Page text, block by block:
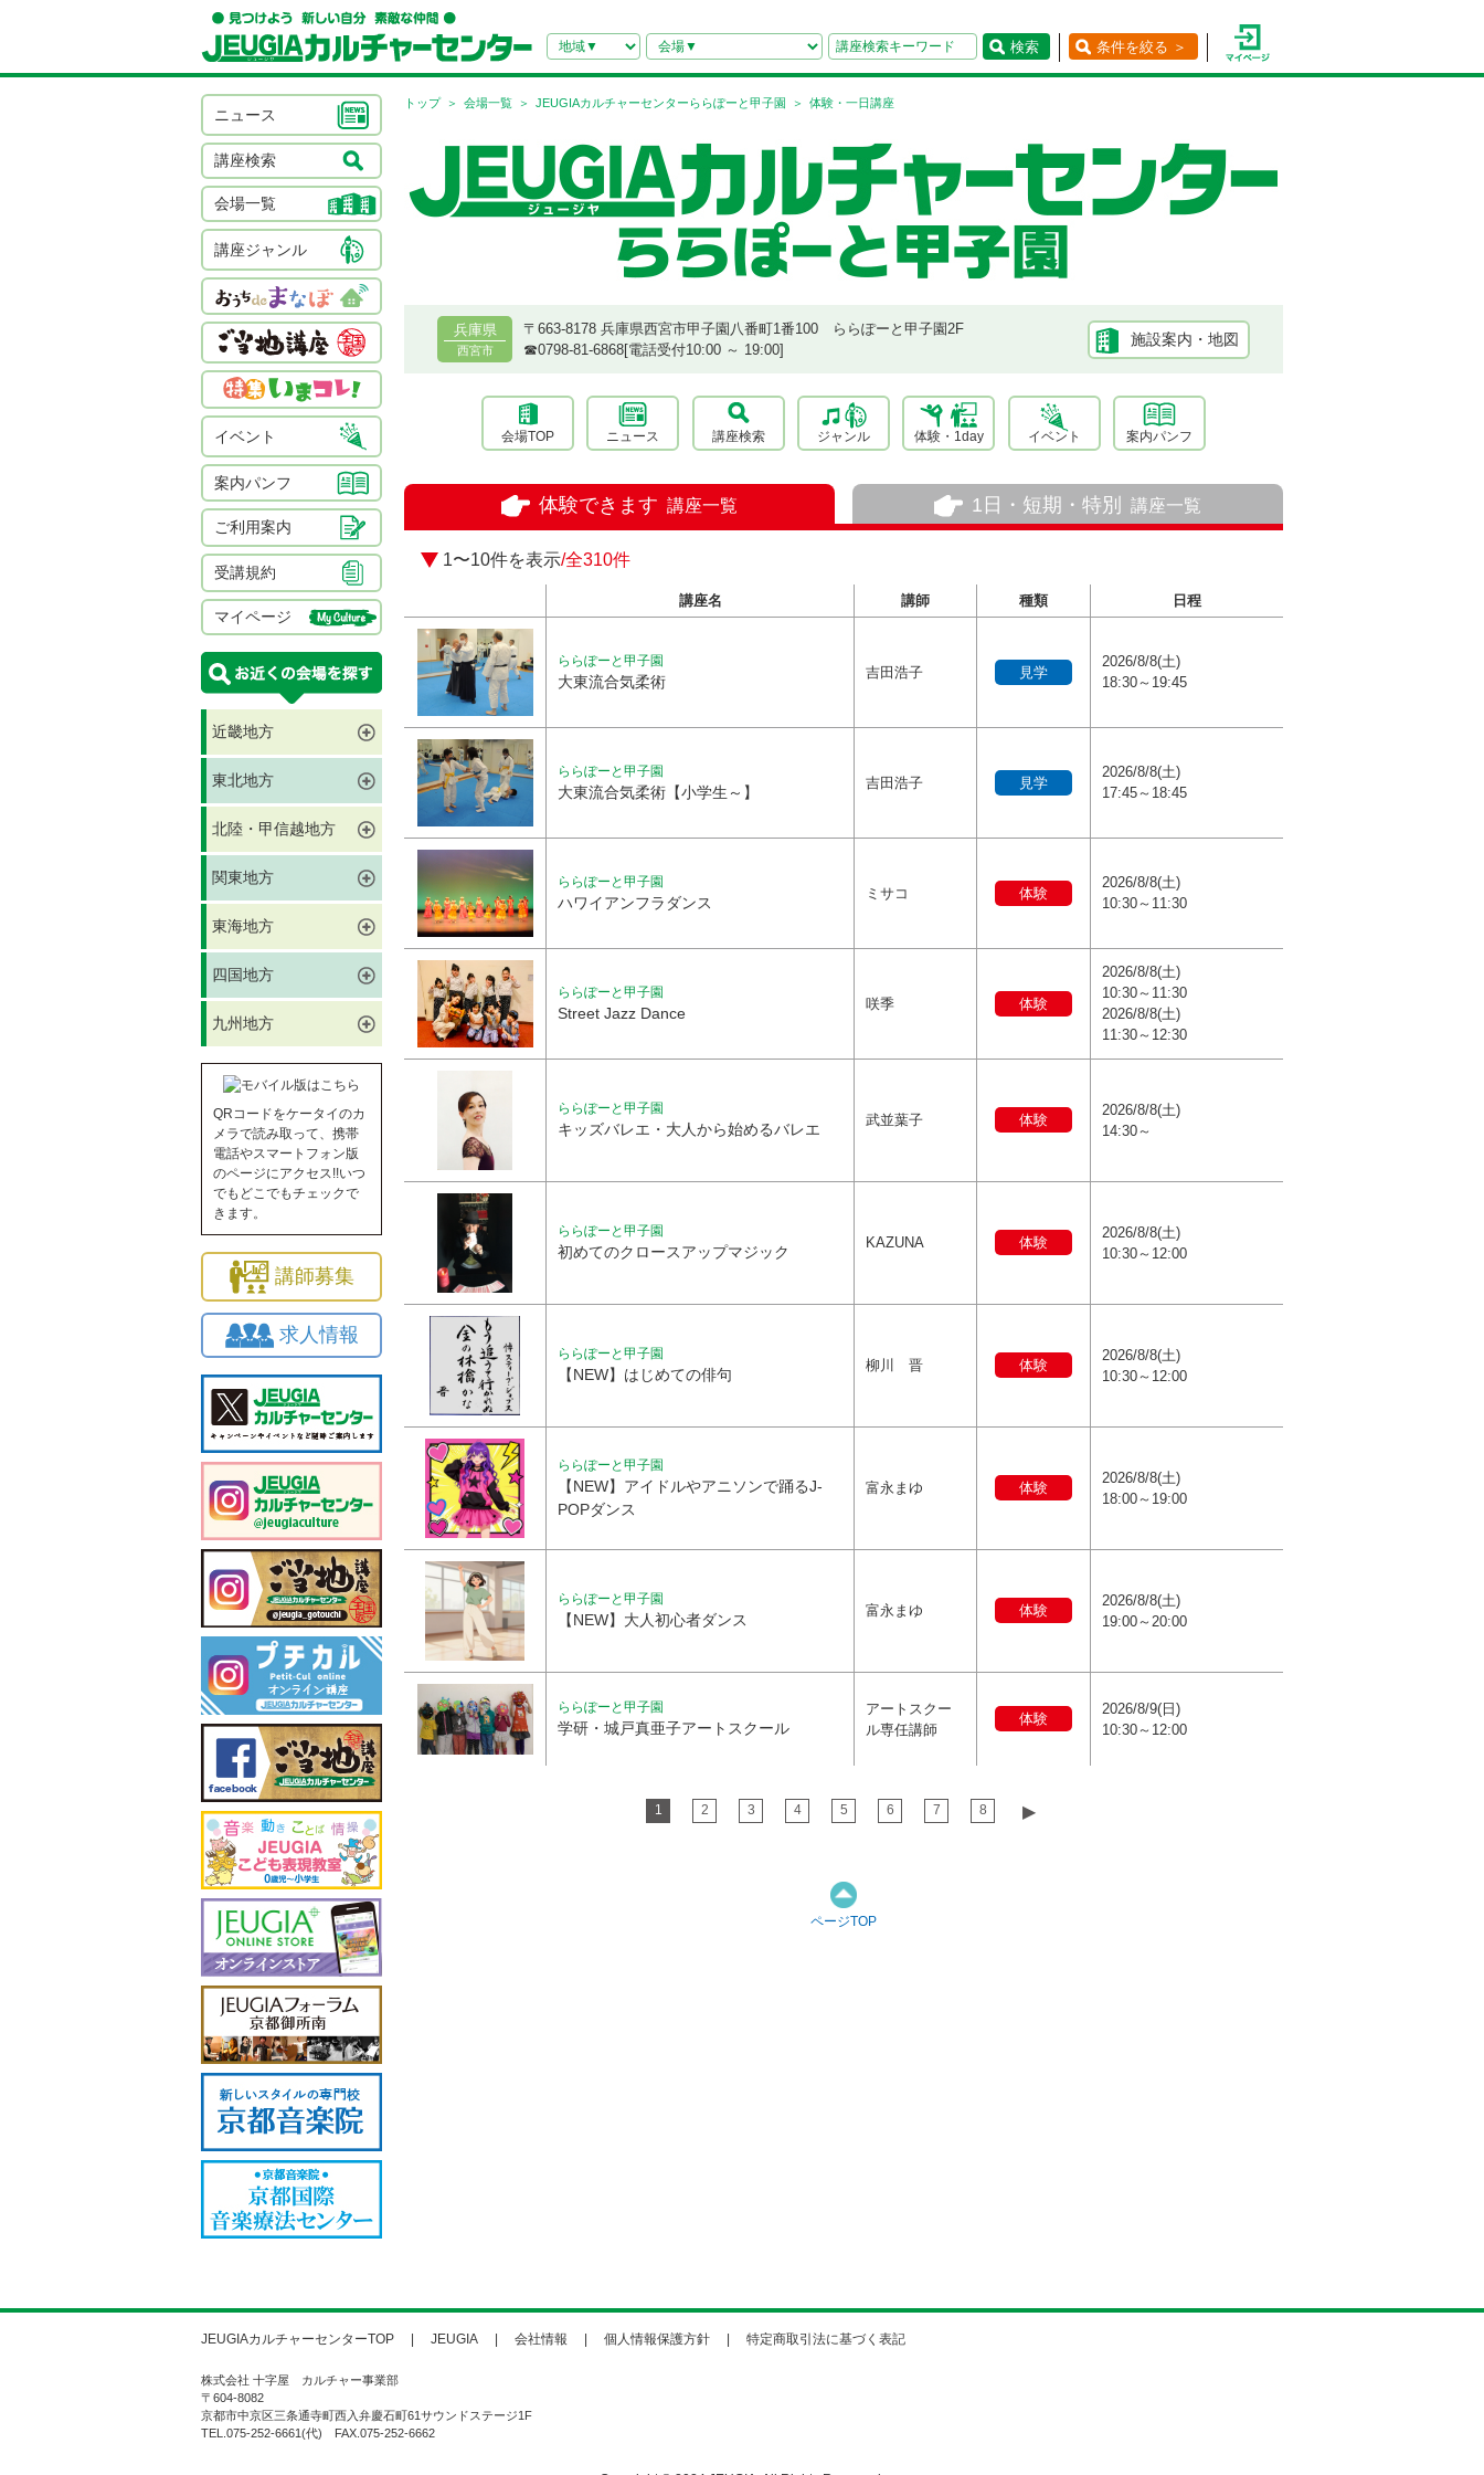
検索 条件を絞る ＞
ニュース
講座検索
会場一覧
講座ジャンル
イベント
案内パンフ
ご利用案内
受講規約
マイページ
近畿地方
東北地方
北陸・甲信越地方
関東地方
東海地方
四国地方
九州地方
QRコードをケータイのカ
メラで読み取って、携帯
電話やスマートフォン版
のページにアクセス!!いつ
でもどこでもチェックで
きます。
講師募集
求人情報
トップ 会場一覧 JEUGIAカルチャーセンターららぽーと甲子園 体験・一日講座
兵庫県
西宮市
〒663-8178 兵庫県西宮市甲子園八番町1番100 ららぽーと甲子園2F
☎︎0798-81-6868[電話受付10:00 ～ 19:00]
施設案内・地図
会場TOP ニュース 講座検索 ジャンル 体験・1day イベント 案内パンフ
体験できます 講座一覧 1日・短期・特別 講座一覧
1〜10件を表示/全310件
講座名 講師 種類 日程
ららぽーと甲子園
大東流合気柔術
吉田浩子 見学
2026/8/8(土)
18:30～19:45
ららぽーと甲子園
大東流合気柔術【小学生～】
吉田浩子 見学
2026/8/8(土)
17:45～18:45
ららぽーと甲子園
ハワイアンフラダンス
ミサコ 体験
2026/8/8(土)
10:30～11:30
ららぽーと甲子園
Street Jazz Dance
咲季 体験
2026/8/8(土)
10:30～11:30
2026/8/8(土)
11:30～12:30
ららぽーと甲子園
キッズバレエ・大人から始めるバレエ
武並葉子 体験
2026/8/8(土)
14:30～
ららぽーと甲子園
初めてのクロースアップマジック
KAZUNA 体験
2026/8/8(土)
10:30～12:00
ららぽーと甲子園
【NEW】はじめての俳句
柳川 晋 体験
2026/8/8(土)
10:30～12:00
ららぽーと甲子園
【NEW】アイドルやアニソンで踊るJ-
POPダンス
富永まゆ 体験
2026/8/8(土)
18:00～19:00
ららぽーと甲子園
【NEW】大人初心者ダンス
富永まゆ 体験
2026/8/8(土)
19:00～20:00
ららぽーと甲子園
学研・城戸真亜子アートスクール
アートスクー
ル専任講師
体験
2026/8/9(日)
10:30～12:00
1 2 3 4 5 6 7 8 ▶︎
ページTOP
JEUGIAカルチャーセンターTOP JEUGIA 会社情報 個人情報保護方針 特定商取引法に基づく表記
株式会社 十字屋 カルチャー事業部
〒604-8082
京都市中京区三条通寺町西入弁慶石町61サウンドステージ1F
TEL.075-252-6661(代) FAX.075-252-6662